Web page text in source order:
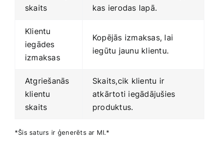
skaits
kas​ ierodas lapā.
Klientu
iegādes
izmaksas
Kopējās izmaksas, lai
iegūtu jaunu ‌klientu.
Atgriešanās
klientu
skaits
Skaits,cik klientu ir
atkārtoti iegādājušies
produktus.
*Šis saturs ⁢ir ģenerēts ar MI.*